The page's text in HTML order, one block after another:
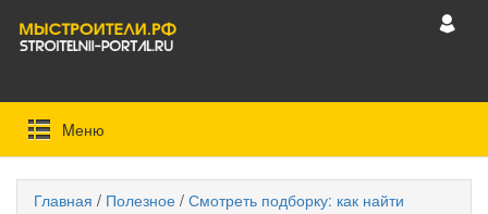
Mеню
Главная / Полезное / Смотреть подборку: как найти